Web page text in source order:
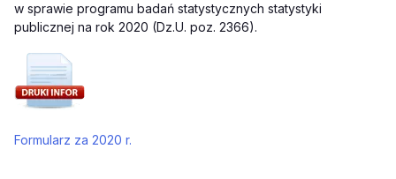
w sprawie programu badań statystycznych statystyki
publicznej na rok 2020 (Dz.U. poz. 2366).
Formularz za 2020 r.